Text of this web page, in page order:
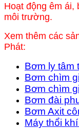
Hoạt động êm ái,
môi trường.
Xem thêm các
Phát:
Bơm ly tâm
Bơm chìm
Bơm chìm
Bơm đài
Bơm Axit
Máy thổi